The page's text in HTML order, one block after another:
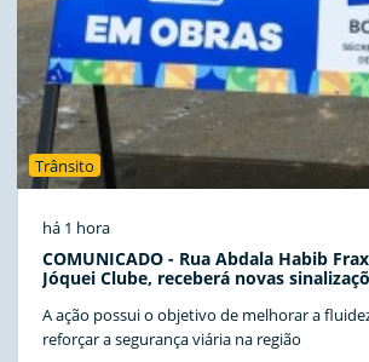
Trânsito
há 1 hora
COMUNICADO - Rua Abdala Habib
Jóquei Clube, receberá novas
A ação possui o objetivo de melhorar a
reforçar a segurança viária na região